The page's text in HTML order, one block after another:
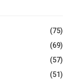
(75)
(69)
(57)
(51)